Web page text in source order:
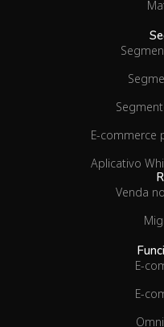
E-commerce
Aplicativo
Venda
E-
E-